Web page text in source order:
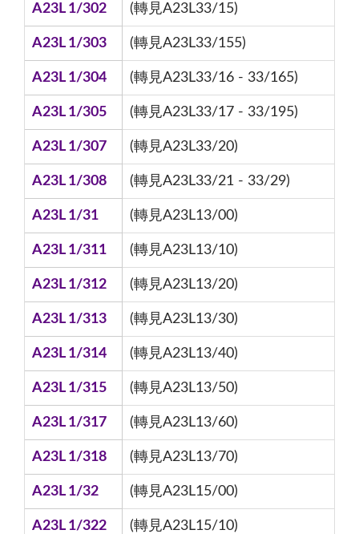
A23L 1/302 (轉見A23L33/15)
A23L 1/303 (轉見A23L33/155)
A23L 1/304 (轉見A23L33/16 - 33/165)
A23L 1/305 (轉見A23L33/17 - 33/195)
A23L 1/307 (轉見A23L33/20)
A23L 1/308 (轉見A23L33/21 - 33/29)
A23L 1/31 (轉見A23L13/00)
A23L 1/311 (轉見A23L13/10)
A23L 1/312 (轉見A23L13/20)
A23L 1/313 (轉見A23L13/30)
A23L 1/314 (轉見A23L13/40)
A23L 1/315 (轉見A23L13/50)
A23L 1/317 (轉見A23L13/60)
A23L 1/318 (轉見A23L13/70)
A23L 1/32 (轉見A23L15/00)
A23L 1/322 (轉見A23L15/10)